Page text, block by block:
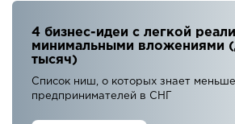
4 бизнес-идеи с легкой
минимальными вложениями
тысяч)
Список ниш, о которых знает
предпринимателей в СНГ